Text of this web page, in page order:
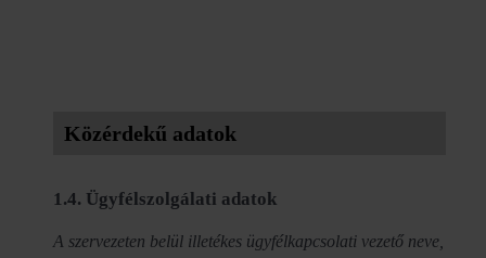
Közérdekű adatok
1.4. Ügyfélszolgálati adatok
A szervezeten belül illetékes ügyfélkapcsolati vezető neve,